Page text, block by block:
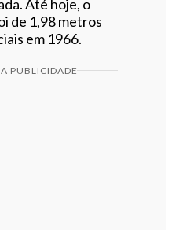
Até hoje, o
de 1,98 metros
em 1966.
PUBLICIDADE